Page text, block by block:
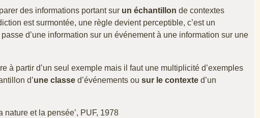
des informations portant sur un échantillon de contextes
est surmontée, une règle devient perceptible, c’est un
d’une information sur un événement à une information sur une
à partir d’un seul exemple mais il faut une multiplicité d’exemples
d’une classed’événements ou sur le contexted’un
nature et la pensée’, PUF, 1978